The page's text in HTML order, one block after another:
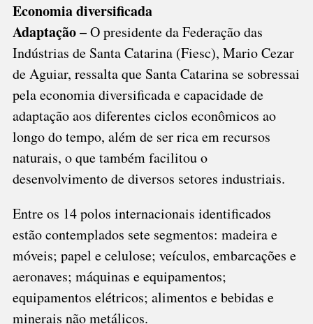
Economia diversificada
Adaptação –O presidente da Federação das
Indústrias de Santa Catarina (Fiesc), Mario Cezar
de Aguiar, ressalta que Santa Catarina se sobressai
pela economia diversificada e capacidade de
adaptação aos diferentes ciclos econômicos ao
longo do tempo, além de ser rica em recursos
naturais, o que também facilitou o
desenvolvimento de diversos setores industriais.
Entre os 14 polos internacionais identificados
estão contemplados sete segmentos: madeira e
móveis; papel e celulose; veículos, embarcações e
aeronaves; máquinas e equipamentos;
equipamentos elétricos; alimentos e bebidas e
minerais não metálicos.